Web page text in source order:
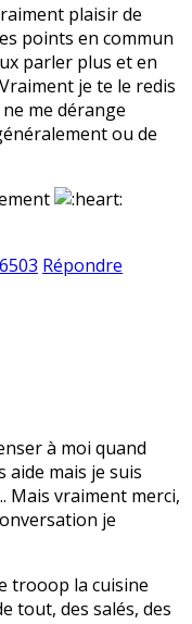
plaisir de
points en commun
parler plus et en
je te le redis
me dérange
ou de
Répondre
à moi quand
aide mais je suis
Mais vraiment merci,
je
trooop la cuisine
tout, des salés, des